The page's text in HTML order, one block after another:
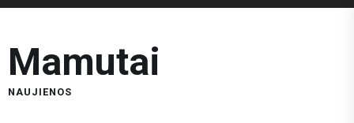
Skip
the
content
Mamutai
NAUJIENOS